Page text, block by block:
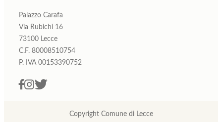
Palazzo Carafa
Via Rubichi 16
73100 Lecce
C.F. 80008510754
P. IVA 00153390752
Copyright Comune di Lecce